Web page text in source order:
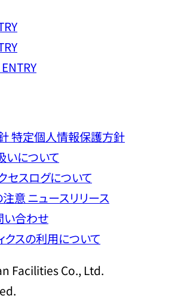
ENTRY
特定個人情報保護方針
いについて
セスログについて
注意ニュースリリース
い合わせ
クスの利用について
Facilities Co., Ltd.